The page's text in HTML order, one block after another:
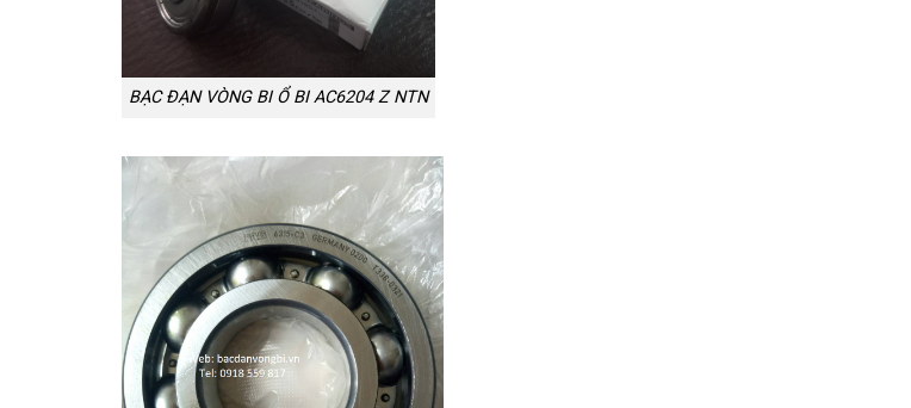
BẠC ĐẠN VÒNG BI Ổ BI AC6204 Z NTN